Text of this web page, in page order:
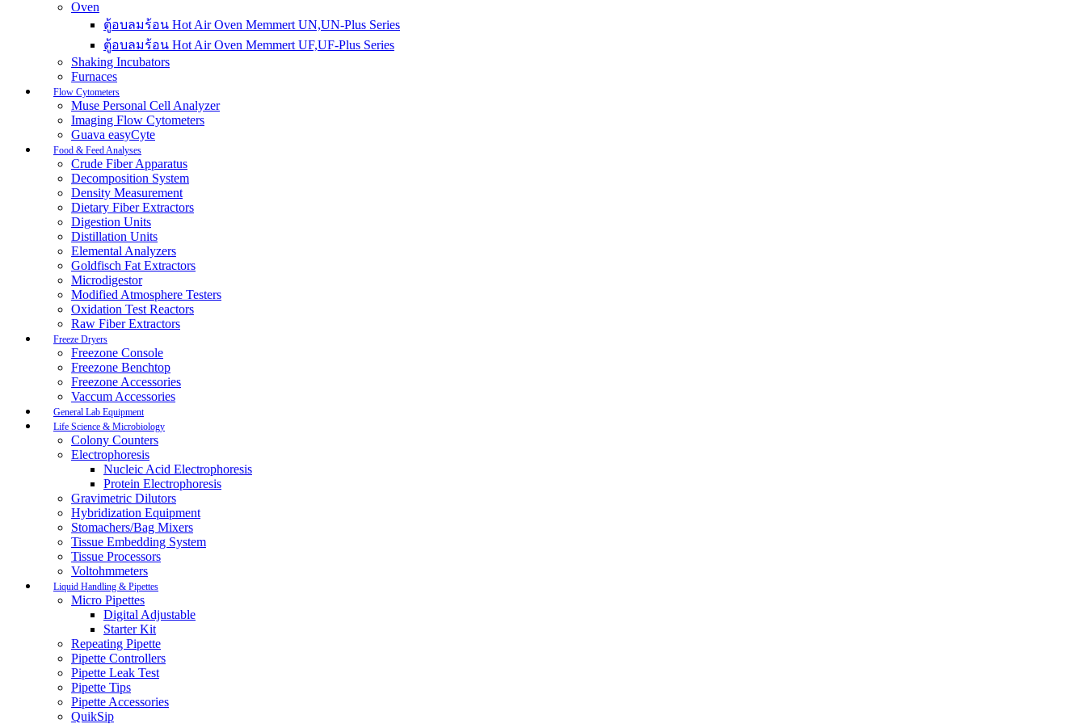
Oven
ตู้อบลมร้อน Hot Air Oven Memmert UN,UN-Plus Series
ตู้อบลมร้อน Hot Air Oven Memmert UF,UF-Plus Series
Shaking Incubators
Furnaces
Flow Cytometers
Muse Personal Cell Analyzer
Imaging Flow Cytometers
Guava easyCyte
Food & Feed Analyses
Crude Fiber Apparatus
Decomposition System
Density Measurement
Dietary Fiber Extractors
Digestion Units
Distillation Units
Elemental Analyzers
Goldfisch Fat Extractors
Microdigestor
Modified Atmosphere Testers
Oxidation Test Reactors
Raw Fiber Extractors
Freeze Dryers
Freezone Console
Freezone Benchtop
Freezone Accessories
Vaccum Accessories
General Lab Equipment
Life Science & Microbiology
Colony Counters
Electrophoresis
Nucleic Acid Electrophoresis
Protein Electrophoresis
Gravimetric Dilutors
Hybridization Equipment
Stomachers/Bag Mixers
Tissue Embedding System
Tissue Processors
Voltohmmeters
Liquid Handling & Pipettes
Micro Pipettes
Digital Adjustable
Starter Kit
Repeating Pipette
Pipette Controllers
Pipette Leak Test
Pipette Tips
Pipette Accessories
QuikSip